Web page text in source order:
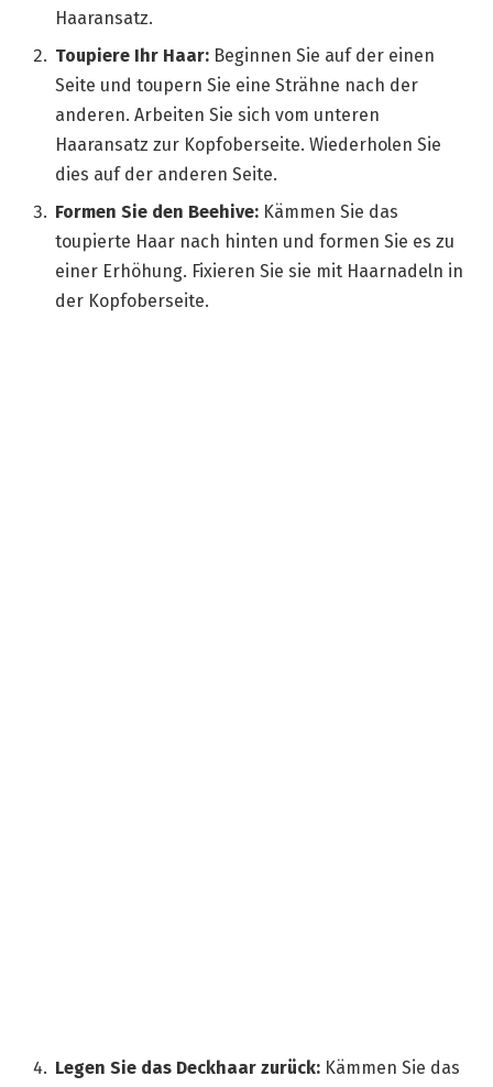
Haaransatz.
Toupiere Ihr Haar: Beginnen Sie auf der einen
Seite und toupern Sie eine Strähne nach der
anderen. Arbeiten Sie sich vom unteren
Haaransatz zur Kopfoberseite. Wiederholen Sie
dies auf der anderen Seite.
Formen Sie den Beehive: Kämmen Sie das
toupierte Haar nach hinten und formen Sie es zu
einer Erhöhung. Fixieren Sie sie mit Haarnadeln in
der Kopfoberseite.
Legen Sie das Deckhaar zurück: Kämmen Sie das